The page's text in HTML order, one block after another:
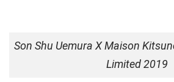
Son Shu Uemura X Maison
Limited 2019